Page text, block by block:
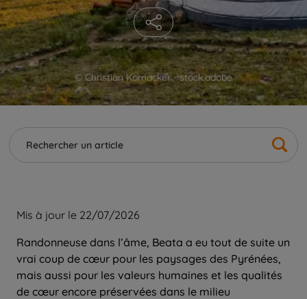
© Christian Kornacker - stock.adobe
Mis à jour le 22/07/2026
Randonneuse dans l’âme, Beata a eu tout de suite un
vrai coup de cœur pour les paysages des Pyrénées,
mais aussi pour les valeurs humaines et les qualités
de cœur encore préservées dans le milieu